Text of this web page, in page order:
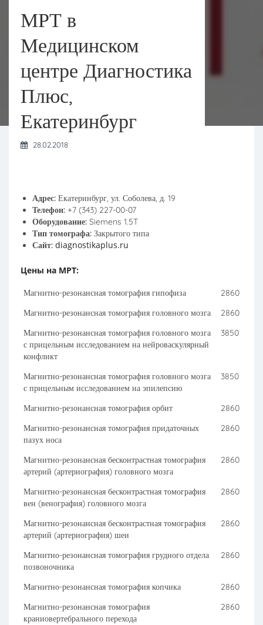
МРТ в
Медицинском
центре Диагностика
Плюс,
Екатеринбург
28.02.2018
Адрес: Екатеринбург, ул. Соболева, д. 19
Телефон: +7 (343) 227-00-07
Оборудование: Siemens 1.5T
Тип томографа: Закрытого типа
Сайт: diagnostikaplus.ru
Цены на МРТ:
Магнитно-резонансная томография гипофиза
2860
Магнитно-резонансная томография головного мозга
2860
Магнитно-резонансная томография головного мозга
с прицельным исследованием на нейроваскулярный
конфликт
3850
Магнитно-резонансная томография головного мозга
с прицельным исследованием на эпилепсию
3850
Магнитно-резонансная томография орбит
2860
Магнитно-резонансная томография придаточных
пазух носа
2860
Магнитно-резонансная бесконтрастная томография
артерий (артериография) головного мозга
2860
Магнитно-резонансная бесконтрастная томография
вен (венография) головного мозга
2860
Магнитно-резонансная бесконтрастная томография
артерий (артериография) шеи
2860
Магнитно-резонансная томография грудного отдела
позвоночника
2860
Магнитно-резонансная томография копчика
2860
Магнитно-резонансная томография
краниовертебрального перехода
2860